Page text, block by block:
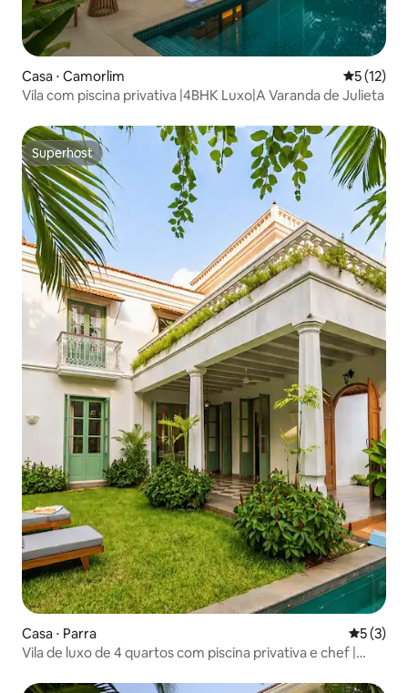
Casa ⋅ Camorlim 5 de uma
5 (12)
Vila com piscina privativa |4BHK Luxo|A Varanda de Julieta
Superhost
Superhost
Casa ⋅ Parra 5 de
5 (3)
Vila de luxo de 4 quartos com piscina privativa e chef |